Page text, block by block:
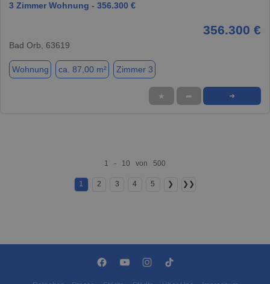
3 Zimmer Wohnung - 356.300 €
356.300 €
Bad Orb, 63619
Wohnung ca. 87,00 m² Zimmer 3
★ ➦ ➜
1 - 10 von 500
1 2 3 4 5 ❯ ❯❯